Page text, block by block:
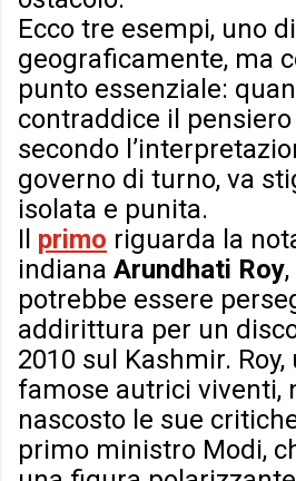
Ecco tre esempi, uno
geograficamente, ma
punto essenziale:
contraddice il
secondo
governo di turno, va
isolata e punita.
Il primo riguarda la
indiana Arundhati Roy
potrebbe essere
addirittura per un
2010 sul Kashmir.
famose autrici viventi,
nascosto le sue
primo ministro Modi,